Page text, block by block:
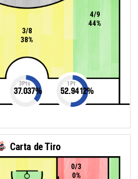
3/8
38%
4/9
44%
3Pts
37.037%
1Pt
52.9412%
Carta de Tiro
0/3
0%